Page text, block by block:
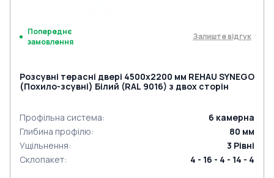
Попереднє
замовлення
Залиште відгук
Розсувні терасні двері 4500x2200 мм REHAU SYNEGO
(Похило-зсувні) Білий (RAL 9016) з двох сторін
Профільна система: 6 камерна
Глибина профілю: 80 мм
Ущільнення: 3 Рівні
Склопакет: 4 - 16 - 4 - 14 - 4